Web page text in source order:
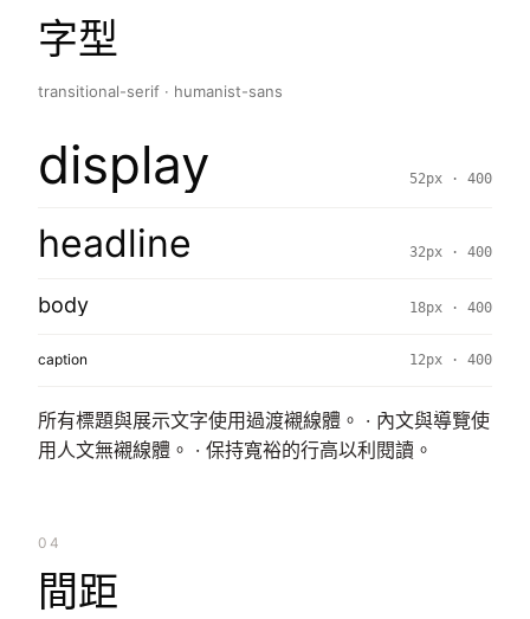
字型
transitional-serif · humanist-sans
display 52px · 400
headline 32px · 400
body 18px · 400
caption 12px · 400
所有標題與展示文字使用過渡襯線體。 · 內文與導覽使
用人文無襯線體。 · 保持寬裕的行高以利閱讀。
04
間距